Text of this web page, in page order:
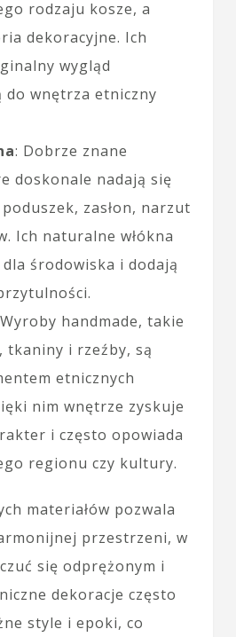
rodzaju kosze, a
dekoracyjne. Ich
wygląd
do wnętrza etniczny
: Dobrze znane
doskonale nadają się
zasłon, narzut
Ich naturalne włókna
środowiska i dodają
handmade, takie
tkaniny i rzeźby, są
etnicznych
nim wnętrze zyskuje
i często opowiada
regionu czy kultury.
materiałów pozwala
przestrzeni, w
się odprężonym i
dekoracje często
style i epoki, co